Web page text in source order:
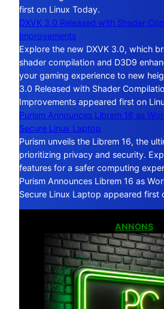
first on Linux Today.
DXVK 3.0 Released with Shader
Improvements
Explore the new DXVK 3.0, which
shader compilation and D3D9
your gaming experience to new
3.0 Released with Shader
Improvements appeared first on
Purism Announces Librem 16 as
Secure Linux Laptop
Purism unveils the Librem 16, the
prioritizing privacy and security.
features for a safer computing
Purism Announces Librem 16 as
Secure Linux Laptop appeared first
ANNONS